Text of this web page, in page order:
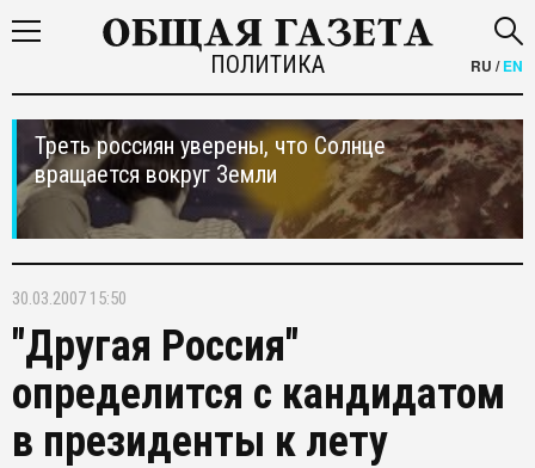
ПОЛИТИКА RU /EN
Треть россиян уверены, что Солнце
вращается вокруг Земли
30.03.2007 15:50
"Другая Россия"
определится с кандидатом
в президенты к лету